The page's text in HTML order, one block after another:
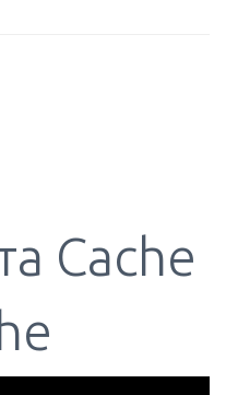
Cache